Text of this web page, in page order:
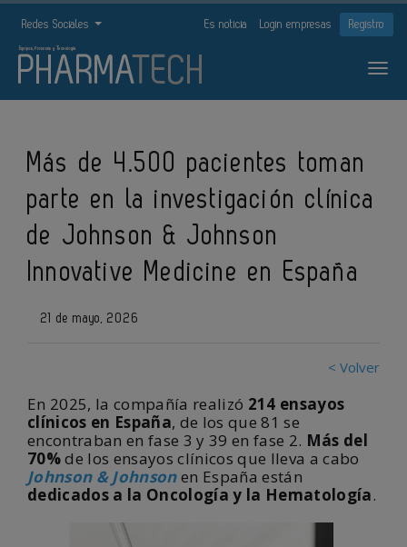
Redes Sociales Es noticia Login empresas Registro
Más de 4.500 pacientes toman
parte en la investigación clínica
de Johnson & Johnson
Innovative Medicine en España
21 de mayo, 2026
< Volver
En 2025, la compañía realizó 214 ensayos
clínicos en España, de los que 81 se
encontraban en fase 3 y 39 en fase 2. Más del
70%de los ensayos clínicos que lleva a cabo
Johnson & Johnsonen España están
dedicados a la Oncología y la Hematología.